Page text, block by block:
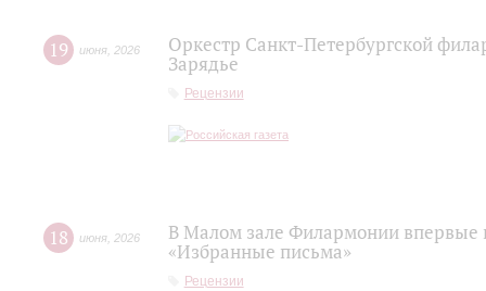
19 июня 2026
Оркестр Санкт‑Петербургской
Зарядье
Рецензии
18 июня 2026
В Малом зале Филармонии впервые
«Избранные письма»
Рецензии